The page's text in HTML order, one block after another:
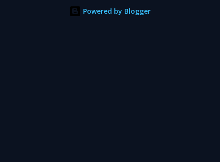
Powered by Blogger